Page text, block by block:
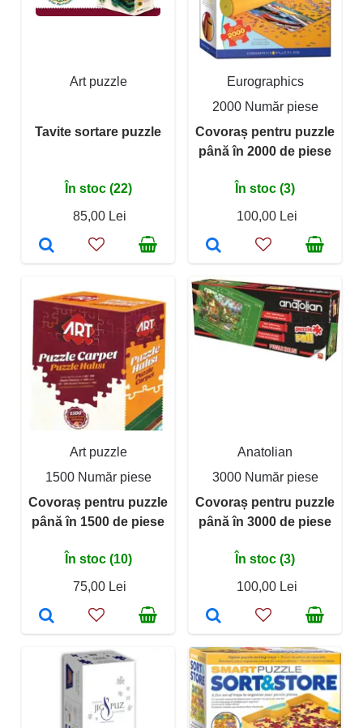
Art puzzle
Tavite sortare puzzle
În stoc (22)
85,00 Lei
Eurographics
2000 Număr piese
Covoraș pentru puzzle
până în 2000 de piese
În stoc (3)
100,00 Lei
Art puzzle
1500 Număr piese
Covoraș pentru puzzle
până în 1500 de piese
În stoc (10)
75,00 Lei
Anatolian
3000 Număr piese
Covoraș pentru puzzle
până în 3000 de piese
În stoc (3)
100,00 Lei